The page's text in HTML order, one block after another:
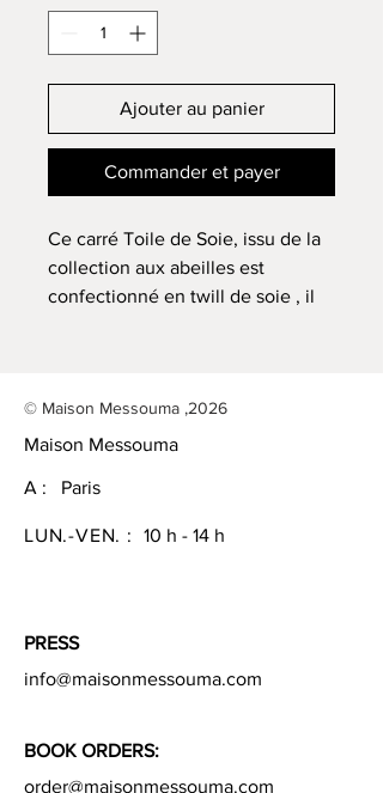
Ajouter au panier
Commander et payer
Ce carré Toile de Soie, issu de la
collection aux abeilles est
confectionné en twill de soie , il
cou ou sur la tête et s'accorde
parfaitement avec les autres
57 x 57 cm
Vous pouvez échanger ou
retourner toute commande voir
personnalisés.
Pour plus d'informations,
© Maison Messouma ,2026
Maison Messouma
A : Paris
LUN.-VEN. : 10 h - 14 h
PRESS
info@maisonmessouma.com
BOOK ORDERS:
order@maisonmessouma.com